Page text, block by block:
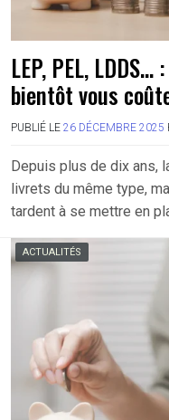
LEP, PEL,
bientôt vous
PUBLIÉ LE 26 DÉCEMBRE 2025
Depuis plus de dix ans,
livrets du même type,
tardent à se mettre en
ACTUALITÉS